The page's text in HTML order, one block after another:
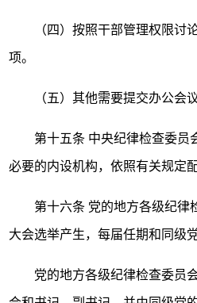
（四）按照干部管理权限讨论
项。
（五）其他需要提交办公会议
第十五条 中央纪律检查委员
必要的内设机构，依照有关规定
第十六条 党的地方各级纪律
大会选举产生，每届任期和同级
党的地方各级纪律检查委员会